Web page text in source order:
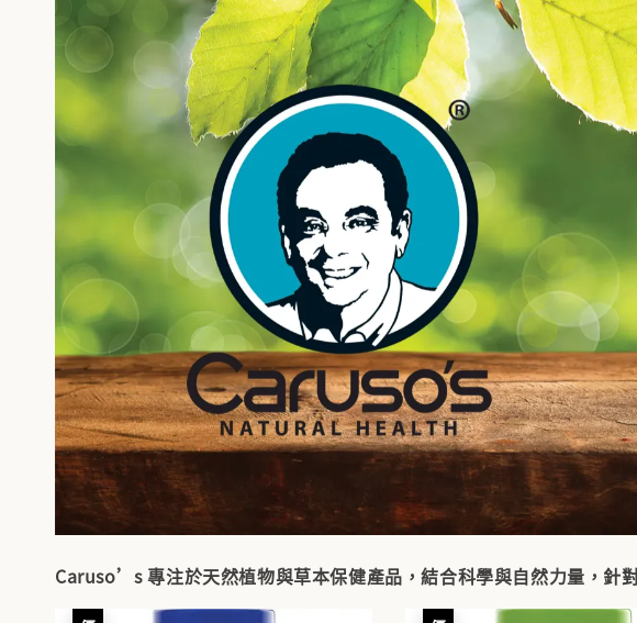
Caruso’s 專注於天然植物與草本保健產品，結合科學與自然力量，針